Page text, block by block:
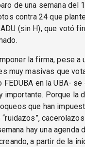
de una semana del
contra 24 que
(sin H), que votó
la firma, pese a
muy masivas que
FEDUBA en la UBA- se
importante. Porque la
que han
hay una agenda
a partir de la